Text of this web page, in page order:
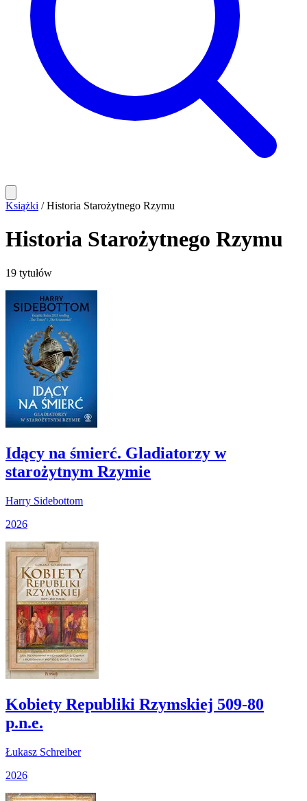
Książki / Historia Starożytnego Rzymu
Historia Starożytnego Rzymu
19 tytułów
Idący na śmierć. Gladiatorzy w
starożytnym Rzymie
Harry Sidebottom
2026
Kobiety Republiki Rzymskiej 509-80
p.n.e.
Łukasz Schreiber
2026